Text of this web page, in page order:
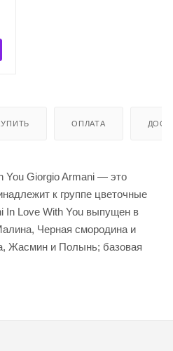
ОПЛАТА
You Giorgio Armani — это
к группе цветочные
In Love With You выпущен в
Черная смородина и
Жасмин и Полынь; базовая